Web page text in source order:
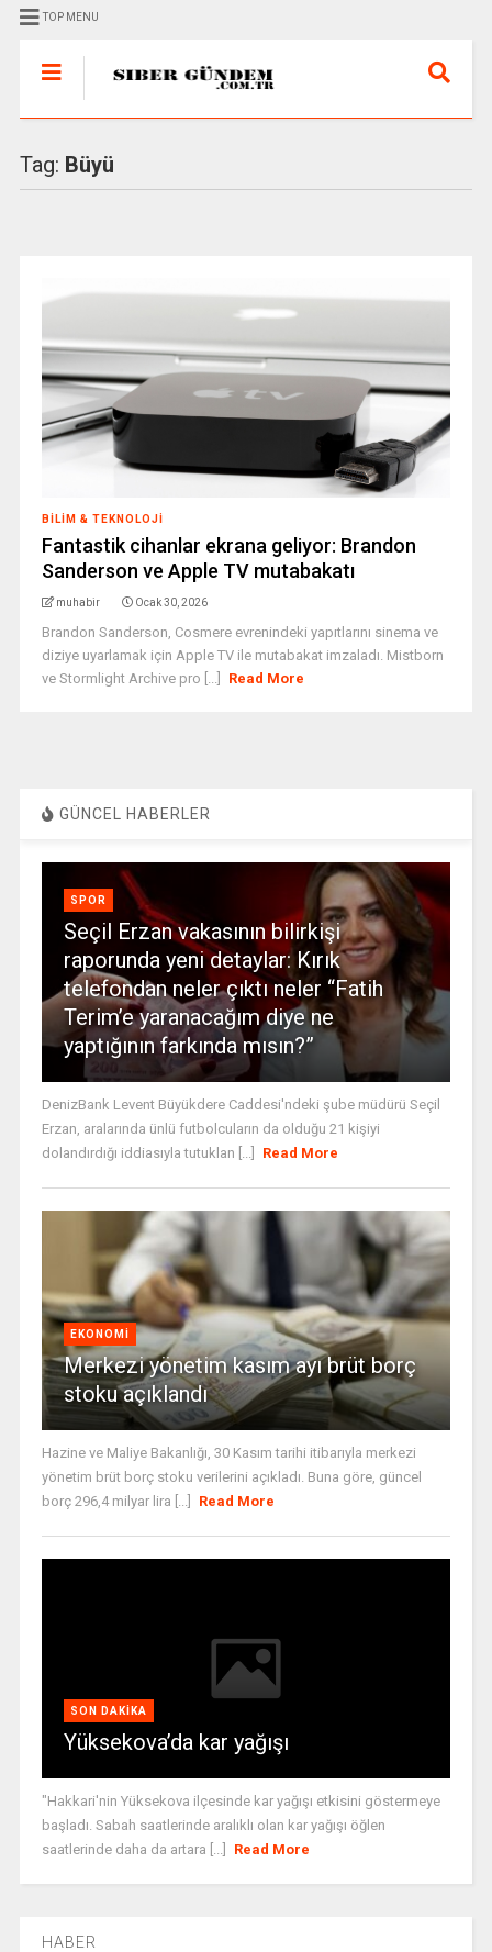
TOP MENU
Tag: Büyü
BILIM & TEKNOLOJI
Fantastik cihanlar ekrana geliyor: Brandon
Sanderson ve Apple TV mutabakatı
muhabir Ocak 30, 2026
Brandon Sanderson, Cosmere evrenindeki yapıtlarını sinema ve
diziye uyarlamak için Apple TV ile mutabakat imzaladı. Mistborn
ve Stormlight Archive pro [...]
Read More
GÜNCEL HABERLER
SPOR
Seçil Erzan vakasının bilirkişi
raporunda yeni detaylar: Kırık
telefondan neler çıktı neler “Fatih
Terim’e yaranacağım diye ne
yaptığının farkında mısın?”
DenizBank Levent Büyükdere Caddesi'ndeki şube müdürü Seçil
Erzan, aralarında ünlü futbolcuların da olduğu 21 kişiyi
dolandırdığı iddiasıyla tutuklan [...]
Read More
EKONOMI
Merkezi yönetim kasım ayı brüt borç
stoku açıklandı
Hazine ve Maliye Bakanlığı, 30 Kasım tarihi itibarıyla merkezi
yönetim brüt borç stoku verilerini açıkladı. Buna göre, güncel
borç 296,4 milyar lira [...]
Read More
SON DAKIKA
Yüksekova’da kar yağışı
"Hakkari'nin Yüksekova ilçesinde kar yağışı etkisini göstermeye
başladı. Sabah saatlerinde aralıklı olan kar yağışı öğlen
saatlerinde daha da artara [...]
Read More
HABER